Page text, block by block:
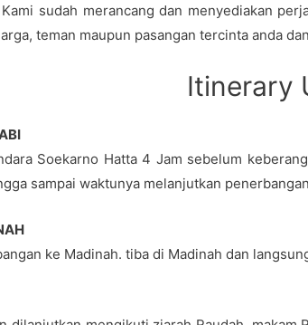
sudah merancang dan menyediakan
teman maupun pasangan tercinta anda
Itinerary
Soekarno Hatta 4 Jam sebelum
sampai waktunya melanjutkan
ke Madinah. tiba di Madinah dan